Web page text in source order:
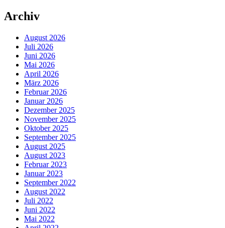
Archiv
August 2026
Juli 2026
Juni 2026
Mai 2026
April 2026
März 2026
Februar 2026
Januar 2026
Dezember 2025
November 2025
Oktober 2025
September 2025
August 2025
August 2023
Februar 2023
Januar 2023
September 2022
August 2022
Juli 2022
Juni 2022
Mai 2022